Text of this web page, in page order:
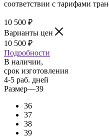
соответствии с тарифами
10 500 ₽
Варианты цен
10 500 ₽
Подробности
В наличии,
срок изготовления
4-5 раб. дней
Размер—39
36
37
38
39